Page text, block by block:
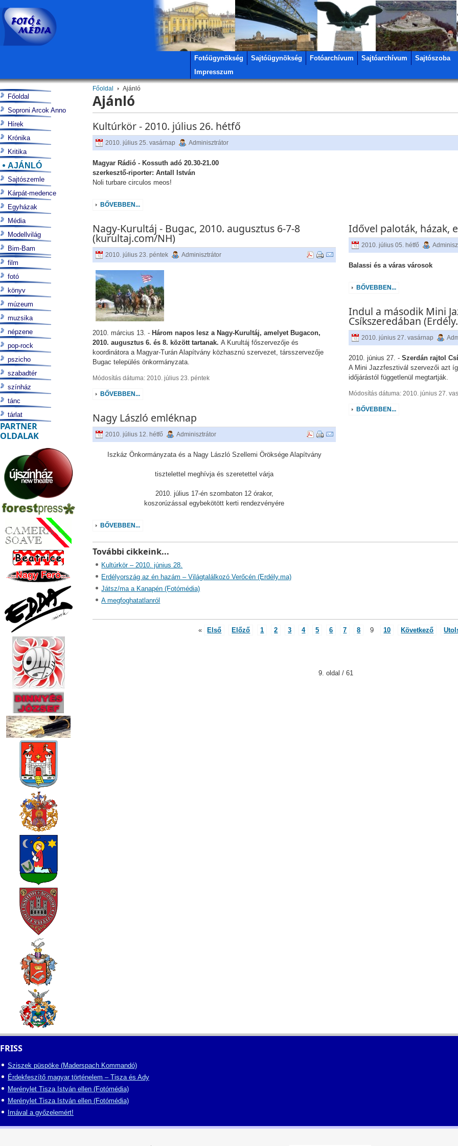
Fotóügynökség Sajtóügynökség Fotóarchívum Sajtóarchívum
Sajtószoba
Impresszum
Főoldal Ajánló
Ajánló
Kultúrkör - 2010. július 26. hétfő
2010. július 25. vasárnap Adminisztrátor
Magyar Rádió - Kossuth adó 20.30-21.00
szerkesztő-riporter: Antall István
Noli turbare circulos meos!
BŐVEBBEN...
Nagy-Kurultáj - Bugac, 2010. augusztus 6-7-8
(kurultaj.com/NH)
2010. július 23. péntek Adminisztrátor
2010. március 13. - Három napos lesz a Nagy-Kurultáj, amelyet Bugacon,
2010. augusztus 6. és 8. között tartanak.A Kurultáj főszervezője és
koordinátora a Magyar-Turán Alapítvány közhasznú szervezet, társszervezője
Bugac település önkormányzata.
Módosítás dátuma: 2010. július 23. péntek
BŐVEBBEN...
Nagy László emléknap
2010. július 12. hétfő Adminisztrátor
Iszkáz Önkormányzata és a Nagy László Szellemi Öröksége Alapítvány
tisztelettel meghívja és szeretettel várja
2010. július 17-én szombaton 12 órakor,
koszorúzással egybekötött kerti rendezvényére
BŐVEBBEN...
Idővel paloták, házak,
2010. július 05. hétfő
Balassi és a váras városok
BŐVEBBEN...
Indul a második Mini
Csíkszeredában
2010. június 27. vasárnap
2010. június 27. -Szerdán rajtol
A Mini Jazzfesztivál szervezői azt
időjárástól függetlenül megtartják.
Módosítás dátuma: 2010. június 27.
BŐVEBBEN...
További cikkeink...
Kultúrkör – 2010. június 28.
Erdélyország az én hazám – Világtalálkozó Verőcén (Erdély.ma)
Játsz/ma a Kanapén (Fotómédia)
A megfoghatatlanról
« Első Előző 1 2 3 4 5 6 7 8 9 10 Következő
9. oldal / 61
Főoldal
Soproni Arcok Anno
Hírek
Krónika
Kritika
AJÁNLÓ
Sajtószemle
Kárpát-medence
Egyházak
Média
Modellvilág
Bim-Bam
film
fotó
könyv
múzeum
muzsika
népzene
pop-rock
pszicho
szabadtér
színház
tánc
tárlat
PARTNER
OLDALAK
FRISS
Sziszek püspöke (Maderspach Kommandó)
Érdekfeszítő magyar történelem – Tisza és Ady
Merénylet Tisza István ellen (Fotómédia)
Merénylet Tisza István ellen (Fotómédia)
Imával a győzelemért!